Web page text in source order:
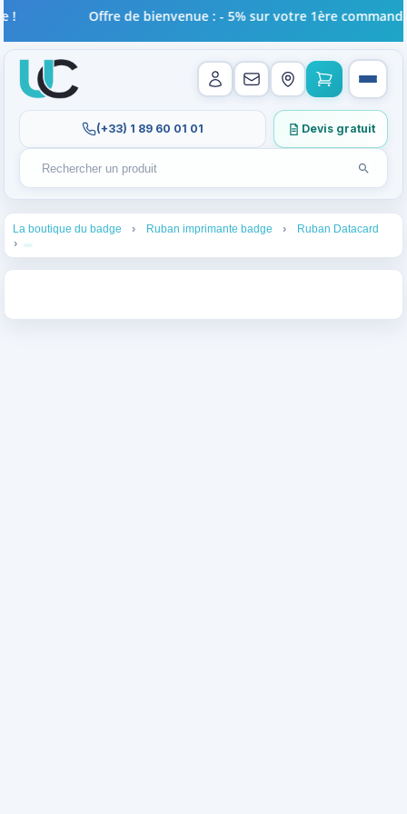
Rechercher un produit
Recherches récentes au focus. Tapez au moins 2
Lancer
(+33) 1 89 60 01 01 Devis gratuit
! Offre de bienvenue : - 5% sur votre 1ère
La boutique du badge Ruban imprimante badge Ruban Datacard